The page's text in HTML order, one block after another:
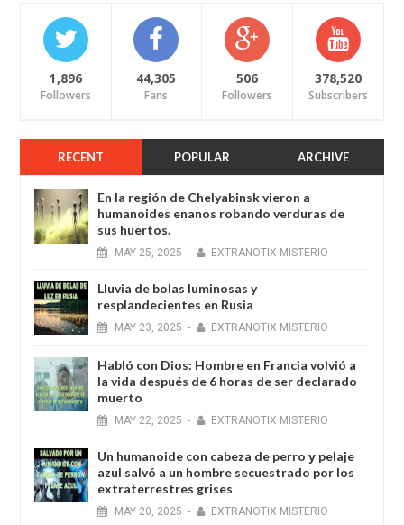
1,896
Followers
44,305
Fans
506
Followers
378,520
Subscribers
RECENT POPULAR ARCHIVE
En la región de Chelyabinsk vieron a
humanoides enanos robando verduras de
sus huertos.
MAY 25, 2025 - EXTRANOTIX MISTERIO
Lluvia de bolas luminosas y
resplandecientes en Rusia
MAY 23, 2025 - EXTRANOTIX MISTERIO
Habló con Dios: Hombre en Francia volvió a
la vida después de 6 horas de ser declarado
muerto
MAY 22, 2025 - EXTRANOTIX MISTERIO
Un humanoide con cabeza de perro у pelaje
azul salvó a un hombre secuestrado por los
extraterrestres grises
MAY 20, 2025 - EXTRANOTIX MISTERIO